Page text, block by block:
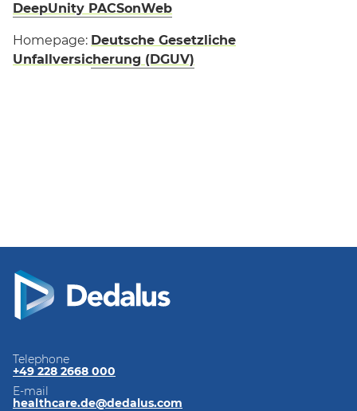
DeepUnity PACSonWeb
Homepage: Deutsche Gesetzliche
Unfallversicherung (DGUV)
Telephone
+49 228 2668 000
E-mail
healthcare.de@dedalus.com